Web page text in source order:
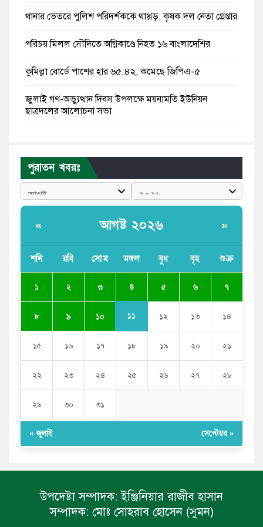
থানার ভেতরে পুলিশ পরিদর্শককে থাপ্পড়, কৃষক দল নেতা গ্রেপ্তার
পরিচয় মিলল সৌদিতে অগ্নিকাণ্ডে নিহত ১৬ বাংলাদেশির
কুমিল্লা বোর্ডে পাশের হার ৬৫.৪২, কমেছে জিপিএ-৫
জুলাই গণ-অভ্যুত্থান দিবস উপলক্ষে ময়নামতি ইউনিয়ন
ছাত্রদলের আলোচনা সভা
১০০ টাকায় গরুর মাংস দিয়ে ভাত বিক্রেতা ‘ভাইরাল মিজান’
গ্রেপ্তার
বাংলাদেশি বৃদ্ধকে ধরে নিয়ে যাওয়ার পরে ভারতীয় যুবককে ধরে
ভুক্তভোগীকেই টিসি
পুরাতন খবরঃ
« আগষ্ট ২০২৬ »
শনি রবি সোম মঙ্গল বুধ বৃহ শুক্র
১ ২ ৩ ৪ ৫ ৬ ৭
৮ ৯ ১০ ১১ ১২ ১৩ ১৪
১৫ ১৬ ১৭ ১৮ ১৯ ২০ ২১
২২ ২৩ ২৪ ২৫ ২৬ ২৭ ২৮
২৯ ৩০ ৩১
« জুলাই সেপ্টেম্বর »
উপদেষ্টা সম্পাদক: ইঞ্জিনিয়ার রাজীব হাসান
সম্পাদক: মোঃ সোহরাব হোসেন (সুমন)